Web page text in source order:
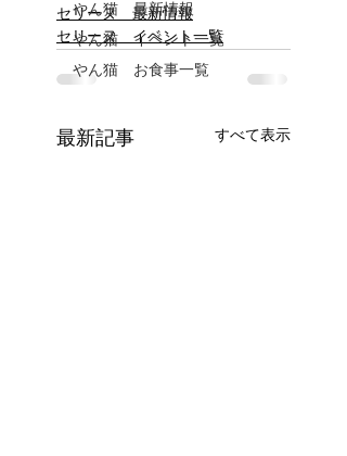
やん猫 最新情報
やん猫 イベント一覧
やん猫 お食事一覧
セリーヌ 最新情報
セリーヌ イベント一覧
最新記事 すべて表示